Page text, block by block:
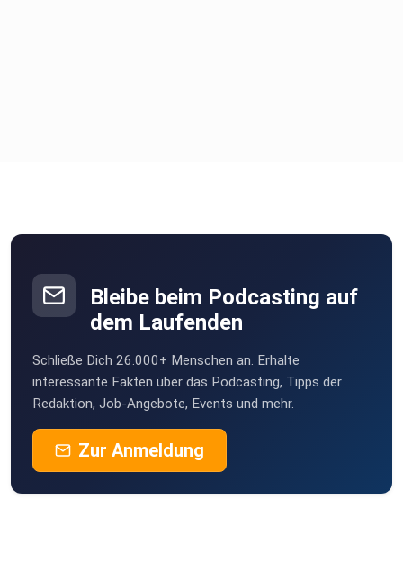
Bleibe beim Podcasting auf
dem Laufenden
Schließe Dich 26.000+ Menschen an. Erhalte
interessante Fakten über das Podcasting, Tipps der
Redaktion, Job-Angebote, Events und mehr.
Zur Anmeldung